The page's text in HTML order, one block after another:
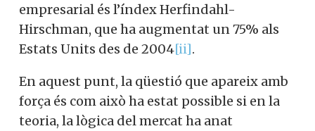
empresarial és l’índex Herfindahl-
Hirschman, que ha augmentat un 75% als
Estats Units des de 2004[ii].
En aquest punt, la qüestió que apareix amb
força és com això ha estat possible si en la
teoria, la lògica del mercat ha anat